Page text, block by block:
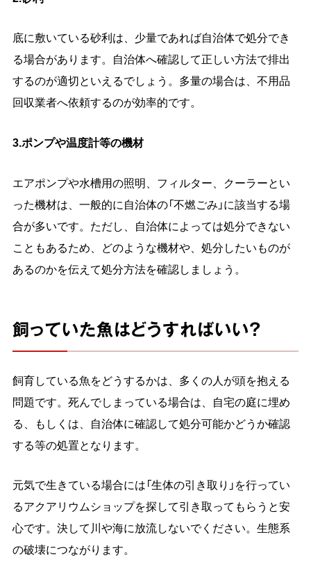
底に敷いている砂利は、少量であれば自治体で処分でき
る場合があります。自治体へ確認して正しい方法で排出
するのが適切といえるでしょう。多量の場合は、不用品
回収業者へ依頼するのが効率的です。
3.ポンプや温度計等の機材
エアポンプや水槽用の照明、フィルター、クーラーとい
った機材は、一般的に自治体の「不燃ごみ」に該当する場
合が多いです。ただし、自治体によっては処分できない
こともあるため、どのような機材や、処分したいものが
あるのかを伝えて処分方法を確認しましょう。
飼っていた魚はどうすればいい？
飼育している魚をどうするかは、多くの人が頭を抱える
問題です。死んでしまっている場合は、自宅の庭に埋め
る、もしくは、自治体に確認して処分可能かどうか確認
する等の処置となります。
元気で生きている場合には「生体の引き取り」を行ってい
るアクアリウムショップを探して引き取ってもらうと安
心です。決して川や海に放流しないでください。生態系
の破壊につながります。